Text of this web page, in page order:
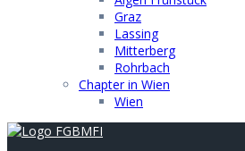
Graz
Lassing
Mitterberg
Rohrbach
Chapter in Wien
Wien